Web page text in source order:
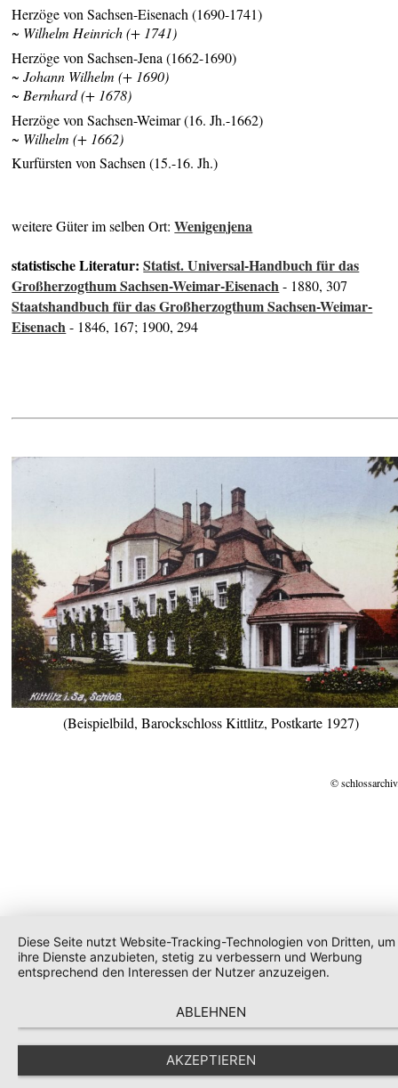
Herzöge von Sachsen-Eisenach (1690-1741)
~ Wilhelm Heinrich (+ 1741)
Herzöge von Sachsen-Jena (1662-1690)
~ Johann Wilhelm (+ 1690)
~ Bernhard (+ 1678)
Herzöge von Sachsen-Weimar (16. Jh.-1662)
~ Wilhelm (+ 1662)
Kurfürsten von Sachsen (15.-16. Jh.)
weitere Güter im selben Ort:Wenigenjena
statistische Literatur:Statist. Universal-Handbuch für das
Großherzogthum Sachsen-Weimar-Eisenach- 1880, 307
Staatshandbuch für das Großherzogthum Sachsen-Weimar-
Eisenach- 1846, 167; 1900, 294
(Beispielbild, Barockschloss Kittlitz, Postkarte 1927)
©
Diese Seite nutzt Website-Tracking-Technologien von Dritten, um
ihre Dienste anzubieten, stetig zu verbessern und Werbung
entsprechend den Interessen der Nutzer anzuzeigen.
ABLEHNEN
AKZEPTIEREN